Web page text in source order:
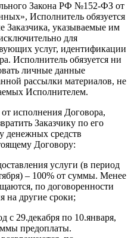
Закона РФ №152-ФЗ от
Исполнитель обязуется
Заказчика, указываемые им
для
услуг, идентификации
Исполнитель обязуется ни
личные данные
рассылки материалов, не
Исполнителем.
от исполнения Договора,
Заказчику по его
денежных средств
Договору:
услуги (в период
– 100% от суммы. Менее
по договоренности
на другие сроки;
с 29.декабря по 10.января,
предоплаты.